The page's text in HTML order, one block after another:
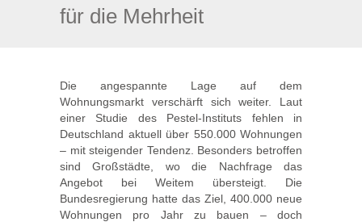
für die Mehrheit
Die angespannte Lage auf dem
Wohnungsmarkt verschärft sich weiter. Laut
einer Studie des Pestel-Instituts fehlen in
Deutschland aktuell über 550.000 Wohnungen
– mit steigender Tendenz. Besonders betroffen
sind Großstädte, wo die Nachfrage das
Angebot bei Weitem übersteigt. Die
Bundesregierung hatte das Ziel, 400.000 neue
Wohnungen pro Jahr zu bauen – doch